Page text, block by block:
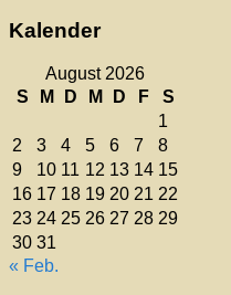
Kalender
August 2026
S
M D M D F
S
1
2
3 4 5 6 7
8
9
10 11 12 13 14 15
16 17 18 19 20 21 22
23 24 25 26 27 28 29
30 31
« Feb.